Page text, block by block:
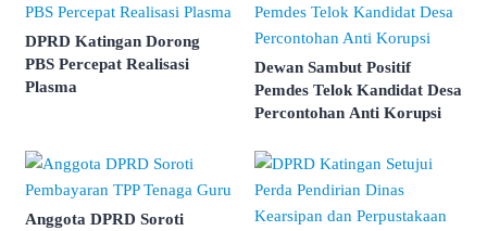
DPRD Katingan Dorong
PBS Percepat Realisasi
Plasma
Dewan Sambut Positif
Pemdes Telok Kandidat Desa
Percontohan Anti Korupsi
Anggota DPRD Soroti